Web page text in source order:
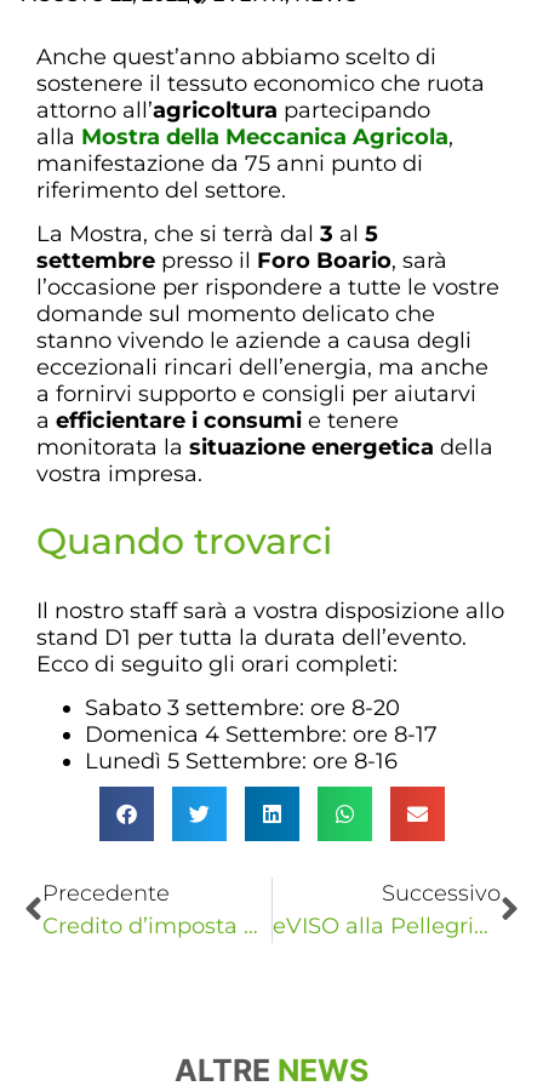
Anche quest’anno abbiamo scelto di
sostenere il tessuto economico che ruota
attorno all’agricoltura partecipando
alla Mostra della Meccanica Agricola,
manifestazione da 75 anni punto di
riferimento del settore.
La Mostra, che si terrà dal 3 al 5
settembre presso il Foro Boario, sarà
l’occasione per rispondere a tutte le vostre
domande sul momento delicato che
stanno vivendo le aziende a causa degli
eccezionali rincari dell’energia, ma anche
a fornirvi supporto e consigli per aiutarvi
a efficientare i consumi e tenere
monitorata la situazione energetica della
vostra impresa.
Quando trovarci
Il nostro staff sarà a vostra disposizione allo
stand D1 per tutta la durata dell’evento.
Ecco di seguito gli orari completi:
Sabato 3 settembre: ore 8-20
Domenica 4 Settembre: ore 8-17
Lunedì 5 Settembre: ore 8-16
Precedente
Credito d’imposta energia: le ultime novità per le imprese
Successivo
eVISO alla Pellegrina Bike Marathon 2022
ALTRE NEWS